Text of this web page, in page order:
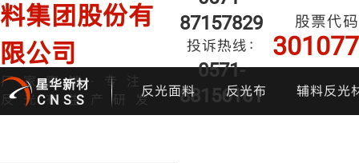
料集团股份有
限公司
厂家直销·专注
反光布生产研发
87157829
投诉热线：
0571-
88156161
股票代码
301077
星华新材
CNSS
反光面料 反光布 辅料反光